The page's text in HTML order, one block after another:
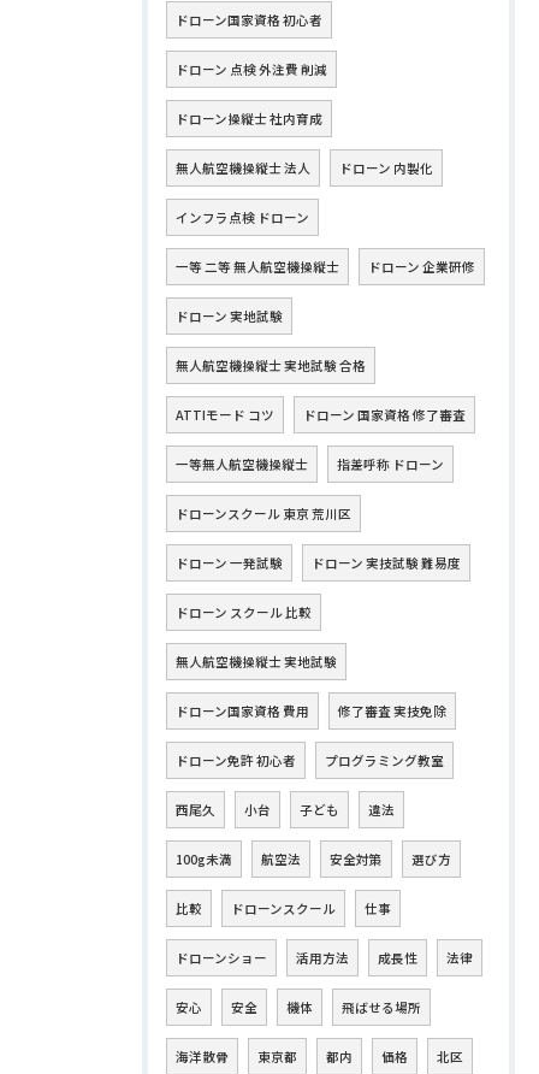
ドローン国家資格 初心者
ドローン 点検 外注費 削減
ドローン操縦士 社内育成
無人航空機操縦士 法人 ドローン 内製化
インフラ点検 ドローン
一等 二等 無人航空機操縦士 ドローン 企業研修
ドローン 実地試験
無人航空機操縦士 実地試験 合格
ATTIモード コツ ドローン 国家資格 修了審査
一等無人航空機操縦士 指差呼称 ドローン
ドローンスクール 東京 荒川区
ドローン 一発試験 ドローン 実技試験 難易度
ドローン スクール 比較
無人航空機操縦士 実地試験
ドローン国家資格 費用 修了審査 実技免除
ドローン免許 初心者 プログラミング教室
西尾久 小台 子ども 違法
100g未満 航空法 安全対策 選び方
比較 ドローンスクール 仕事
ドローンショー 活用方法 成長性 法律
安心 安全 機体 飛ばせる場所
海洋散骨 東京都 都内 価格 北区